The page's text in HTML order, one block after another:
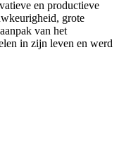
en productieve
grote
van het
in zijn leven en werd